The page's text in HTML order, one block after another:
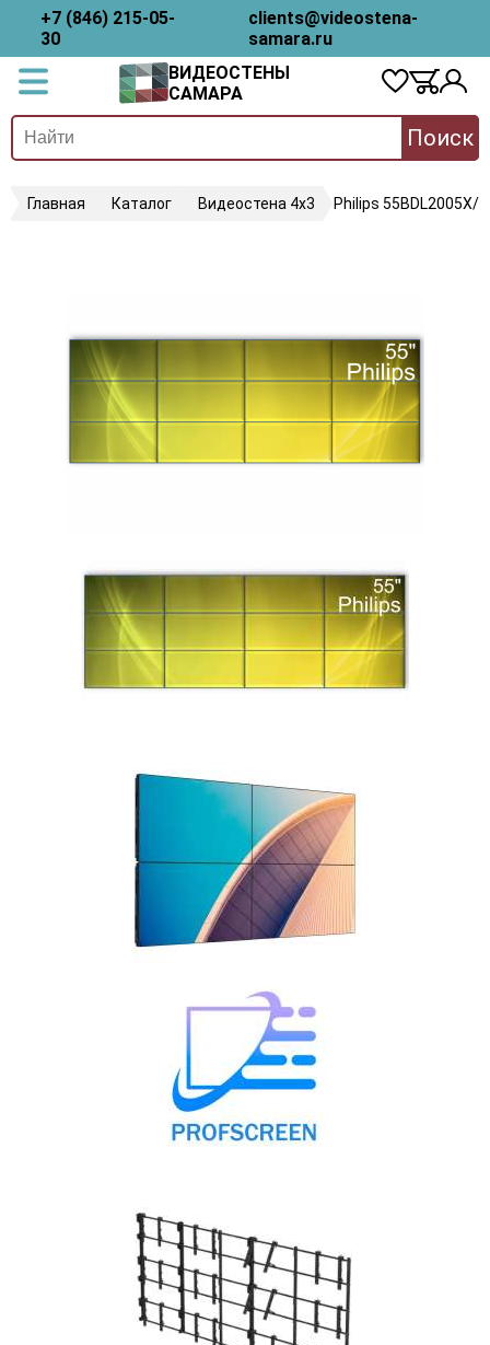
+7 (846) 215-05-
30
clients@videostena-
samara.ru
ВИДЕОСТЕНЫ
САМАРА
Поиск
Главная Каталог Видеостена 4х3 Philips 55BDL2005X/